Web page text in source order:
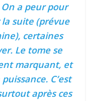
a peur pour
suite (prévue
certaines
Le tome se
marquant, et
C’est
après ces